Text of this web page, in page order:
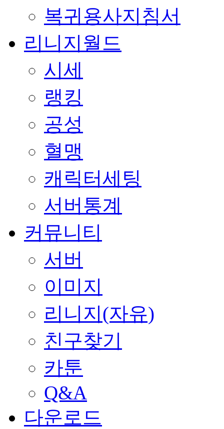
복귀용사지침서
리니지월드
시세
랭킹
공성
혈맹
캐릭터세팅
서버통계
커뮤니티
서버
이미지
리니지(자유)
친구찾기
카툰
Q&A
다운로드